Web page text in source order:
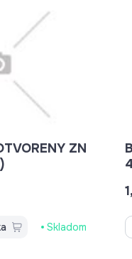
ZN
Skladom